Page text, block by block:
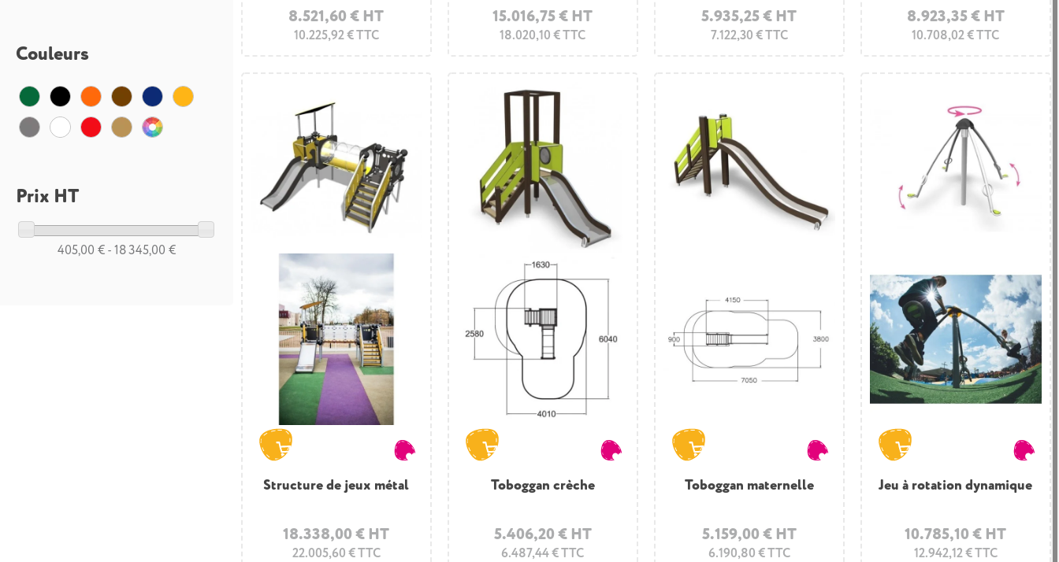
Couleurs
Prix HT
405,00 € - 18 345,00 €
8.521,60 € HT
10.225,92 € TTC
15.016,75 € HT
18.020,10 € TTC
5.935,25 € HT
7.122,30 € TTC
8.923,35 € HT
10.708,02 € TTC
Structure de jeux métal
18.338,00 € HT
22.005,60 € TTC
Toboggan crèche
5.406,20 € HT
6.487,44 € TTC
Toboggan maternelle
5.159,00 € HT
6.190,80 € TTC
Jeu à rotation dynamique
10.785,10 € HT
12.942,12 € TTC